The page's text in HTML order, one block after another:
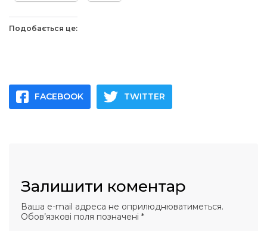
Подобається це:
FACEBOOK TWITTER
Залишити коментар
Ваша e-mail адреса не оприлюднюватиметься.
Обов’язкові поля позначені *